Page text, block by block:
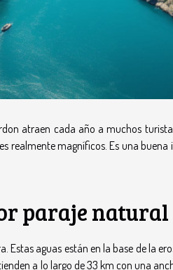
atraen cada año a muchos
realmente magníficos. Es una buena
paraje natural
Estas aguas están en la base de la
a lo largo de 33 km con una